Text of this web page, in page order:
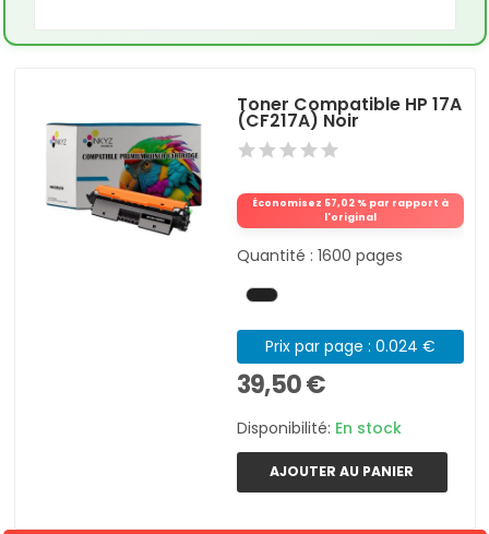
Toner Compatible HP 17A
(CF217A) Noir
Économisez 57,02 % par rapport à
l'original
Quantité : 1600 pages
Prix par page : 0.024 €
39,50 €
Disponibilité: En stock
AJOUTER AU PANIER